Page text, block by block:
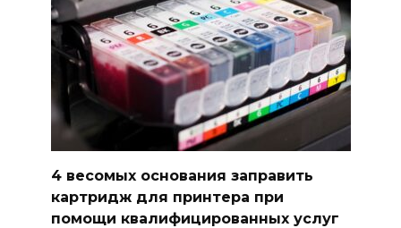
4 весомых основания заправить
картридж для принтера при
помощи квалифицированных услуг